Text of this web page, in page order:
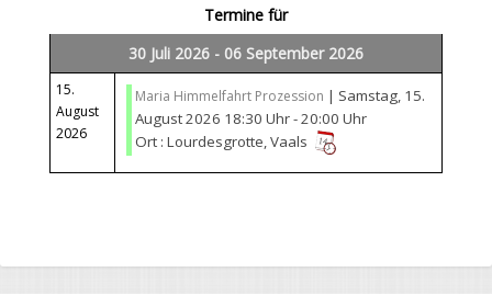
Termine für
30 Juli 2026 - 06 September 2026
15.
August
2026
Maria Himmelfahrt Prozession | Samstag, 15.
August 2026 18:30 Uhr - 20:00 Uhr
Ort : Lourdesgrotte, Vaals